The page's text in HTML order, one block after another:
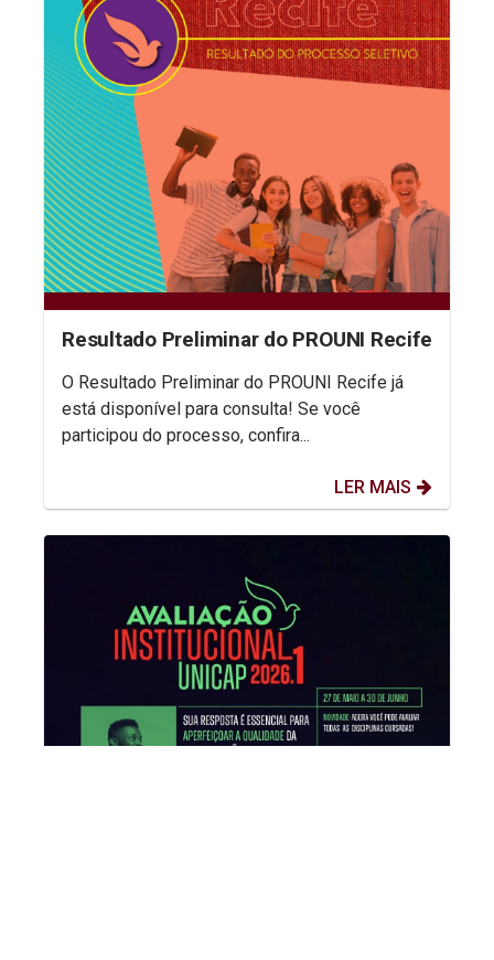
Resultado Preliminar do PROUNI Recife
O Resultado Preliminar do PROUNI Recife já
está disponível para consulta! Se você
participou do processo, confira...
LER MAIS